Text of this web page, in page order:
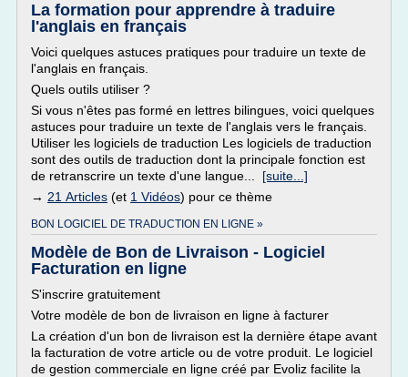
La formation pour apprendre à traduire
l'anglais en français
Voici quelques astuces pratiques pour traduire un texte de
l'anglais en français.
Quels outils utiliser ?
Si vous n'êtes pas formé en lettres bilingues, voici quelques
astuces pour traduire un texte de l'anglais vers le français.
Utiliser les logiciels de traduction Les logiciels de traduction
sont des outils de traduction dont la principale fonction est
de retranscrire un texte d'une langue... [suite...]
→ 21 Articles (et 1 Vidéos) pour ce thème
BON LOGICIEL DE TRADUCTION EN LIGNE »
Modèle de Bon de Livraison - Logiciel
Facturation en ligne
S'inscrire gratuitement
Votre modèle de bon de livraison en ligne à facturer
La création d'un bon de livraison est la dernière étape avant
la facturation de votre article ou de votre produit. Le logiciel
de gestion commerciale en ligne créé par Evoliz facilite la